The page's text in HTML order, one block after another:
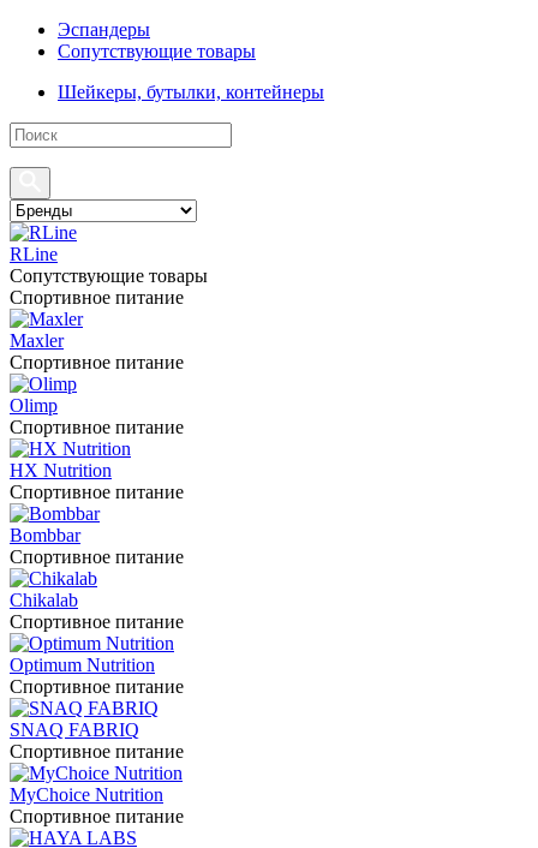
Эспандеры
Сопутствующие товары
Шейкеры, бутылки, контейнеры
RLine
Сопутствующие товары
Спортивное питание
Maxler
Спортивное питание
Olimp
Спортивное питание
HX Nutrition
Спортивное питание
Bombbar
Спортивное питание
Chikalab
Спортивное питание
Optimum Nutrition
Спортивное питание
SNAQ FABRIQ
Спортивное питание
MyChoice Nutrition
Спортивное питание